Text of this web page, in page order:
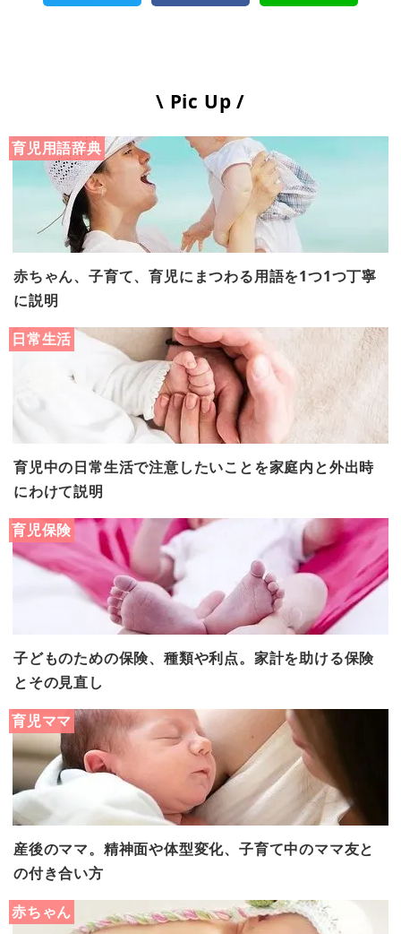
\ Pic Up /
育児用語辞典
赤ちゃん、子育て、育児にまつわる用語を1つ1つ丁寧
に説明
日常生活
育児中の日常生活で注意したいことを家庭内と外出時
にわけて説明
育児保険
子どものための保険、種類や利点。家計を助ける保険
とその見直し
育児ママ
産後のママ。精神面や体型変化、子育て中のママ友と
の付き合い方
赤ちゃん